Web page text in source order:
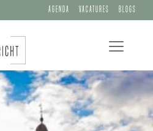
Agenda Vacatures Blogs